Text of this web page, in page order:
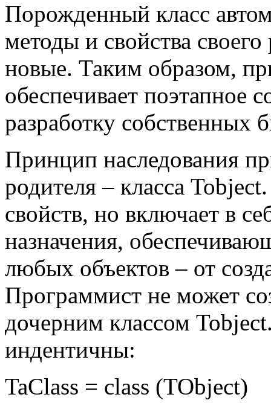
Порожденный класс
методы и свойства
новые. Таким образом,
обеспечивает поэтапное
разработку собственных
Принцип наследования
родителя – класса Tobject
свойств, но включает в
назначения,
любых объектов – от
Программист не может
дочерним классом Tobject
индентичны:
TaClass = class (TObject)